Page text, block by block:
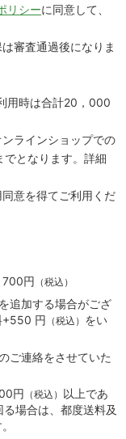
リシーに同意して、
審査通過後になりま
用時は合計20，000
ラインショップでの
となります。詳細
意を得てご利用くだ
700円 （税込）
追加する場合がござ
+550 円 （税込） をい
ご連絡をさせていた
円
（税込）
以上であ
る場合は、都度送料及